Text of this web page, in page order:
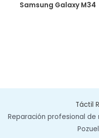
Samsung Galaxy M34
Táctil
Reparación profesional